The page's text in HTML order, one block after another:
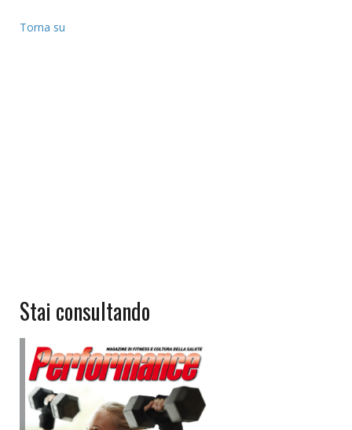
Torna su
Stai consultando